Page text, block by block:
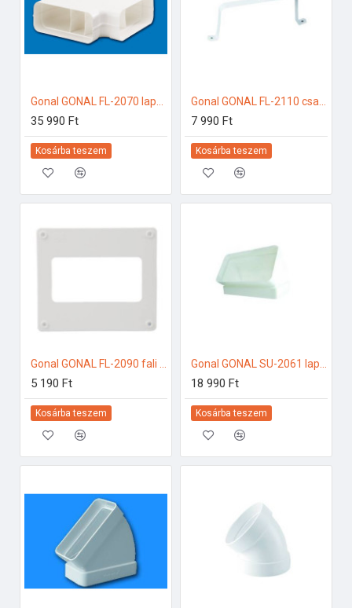
35 990 Ft
Kosárba teszem
7 990 Ft
Kosárba teszem
5 190 Ft
Kosárba teszem
18 990 Ft
Kosárba teszem